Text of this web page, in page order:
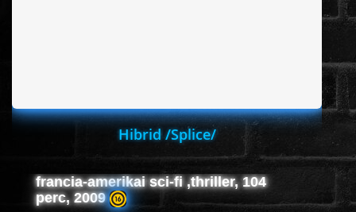
Hibrid /Splice/
francia-amerikai sci-fi ,thriller, 104
perc, 2009